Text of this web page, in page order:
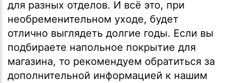
для разных отделов. И всё это, при
необременительном уходе, будет
отлично выглядеть долгие годы. Если вы
подбираете напольное покрытие для
магазина, то рекомендуем обратиться за
дополнительной информацией к нашим